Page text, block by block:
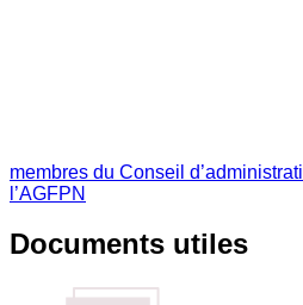
membres du Conseil
l’AGFPN
Documents utiles